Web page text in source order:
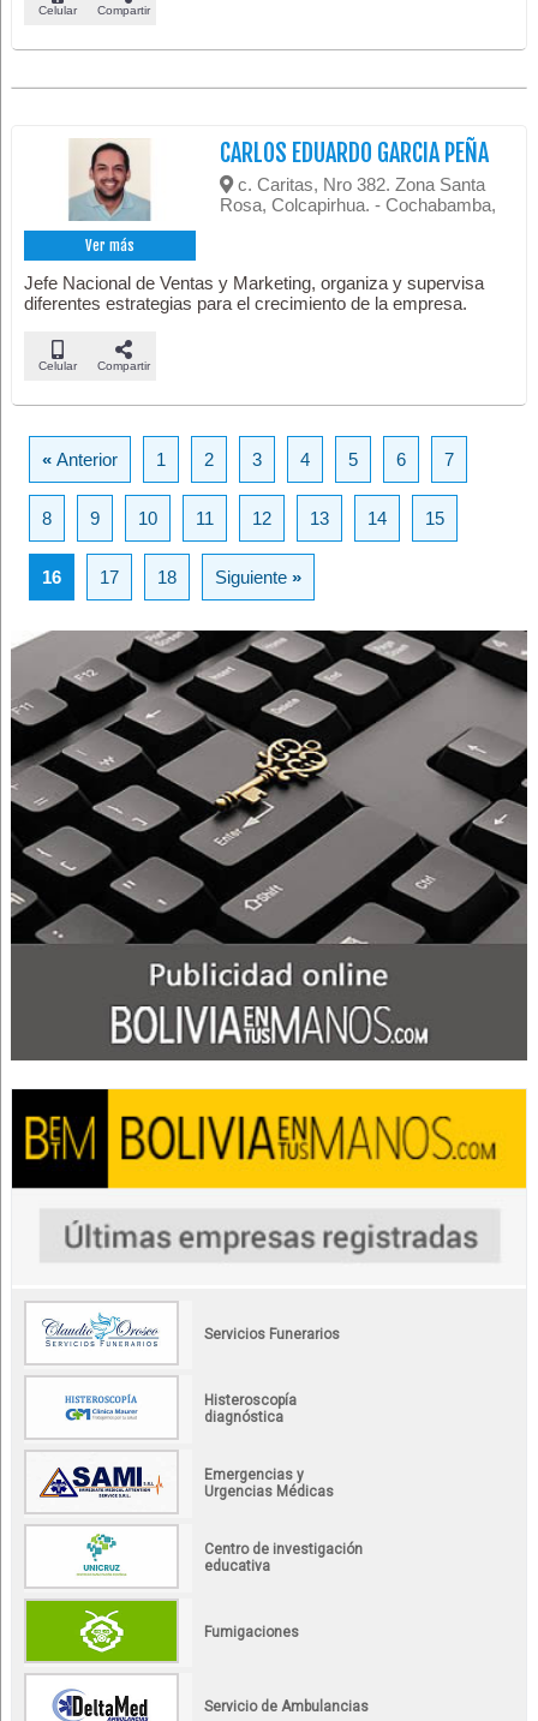
Celular Compartir
Ver más
CARLOS EDUARDO GARCIA PEÑA
c. Caritas, Nro 382. Zona Santa
Rosa, Colcapirhua. - Cochabamba,
Jefe Nacional de Ventas y Marketing, organiza y supervisa
diferentes estrategias para el crecimiento de la empresa.
Celular Compartir
«Anterior 1 2 3 4 5 6 7
8 9 10 11 12 13 14 15
16 17 18 Siguiente»
Servicios Funerarios
Histeroscopía
diagnóstica
Emergencias y
Urgencias Médicas
Centro de investigación
educativa
Fumigaciones
Servicio de Ambulancias